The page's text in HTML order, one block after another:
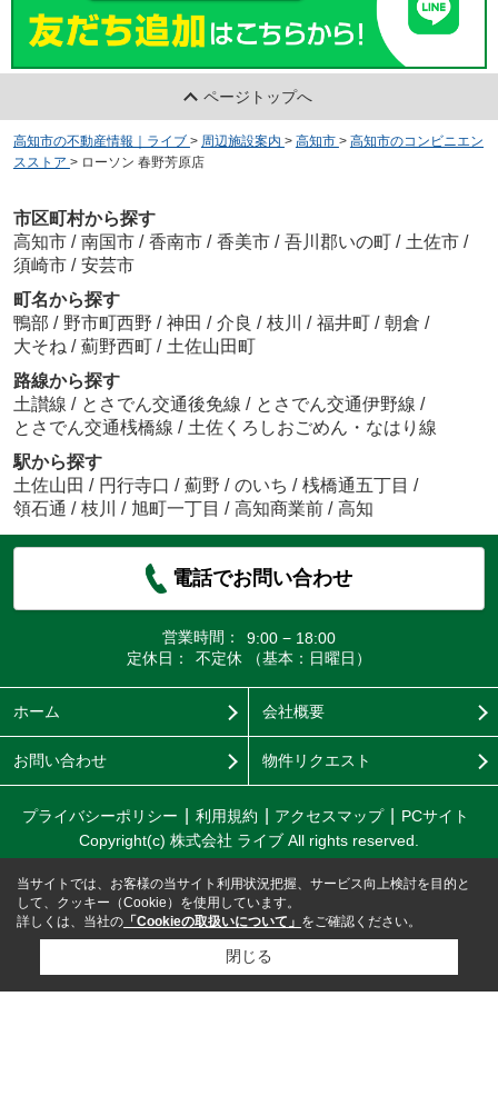
ページトップへ
高知市の不動産情報｜ライブ > 周辺施設案内 > 高知市 > 高知市のコンビニエン
スストア > ローソン 春野芳原店
市区町村から探す
高知市 / 南国市 / 香南市 / 香美市 / 吾川郡いの町 / 土佐市 /
須崎市 / 安芸市
町名から探す
鴨部 / 野市町西野 / 神田 / 介良 / 枝川 / 福井町 / 朝倉 /
大そね / 薊野西町 / 土佐山田町
路線から探す
土讃線 / とさでん交通後免線 / とさでん交通伊野線 /
とさでん交通桟橋線 / 土佐くろしおごめん・なはり線
駅から探す
土佐山田 / 円行寺口 / 薊野 / のいち / 桟橋通五丁目 /
領石通 / 枝川 / 旭町一丁目 / 高知商業前 / 高知
電話でお問い合わせ
営業時間：
9:00 − 18:00
定休日：
不定休 （基本：日曜日）
ホーム 会社概要
お問い合わせ 物件リクエスト
プライバシーポリシー 利用規約 アクセスマップ
PCサイト
Copyright(c) 株式会社 ライブ All rights reserved.
当サイトでは、お客様の当サイト利用状況把握、サービス向上検討を目的と
して、クッキー（Cookie）を使用しています。
詳しくは、当社の 「Cookieの取扱いについて」 をご確認ください。
閉じる